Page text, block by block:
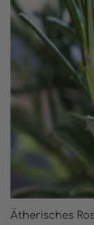
Ätherisches